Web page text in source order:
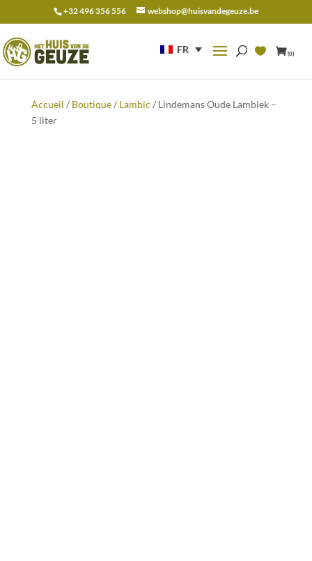
+32 496 356 556 webshop@huisvandegeuze.be
FR (0)
pour :
Accueil / Boutique/ Lambic / Lindemans Oude Lambiek –
5 liter